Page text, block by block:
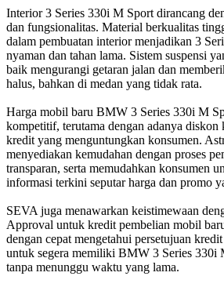
Interior 3 Series 330i M Sport dirancang
dan fungsionalitas. Material berkualitas
dalam pembuatan interior menjadikan 3
nyaman dan tahan lama. Sistem suspensi
baik mengurangi getaran jalan dan
halus, bahkan di medan yang tidak rata.
Harga mobil baru BMW 3 Series 330i M
kompetitif, terutama dengan adanya diskon
kredit yang menguntungkan konsumen.
menyediakan kemudahan dengan proses
transparan, serta memudahkan konsumen
informasi terkini seputar harga dan promo
SEVA juga menawarkan keistimewaan
Approval untuk kredit pembelian mobil
dengan cepat mengetahui persetujuan
untuk segera memiliki BMW 3 Series 330i
tanpa menunggu waktu yang lama.